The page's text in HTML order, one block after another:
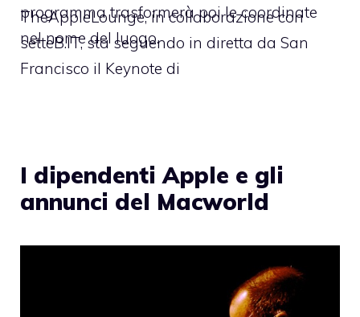
programma trasformerà poi le coordinate
nel nome del luogo.
TheAppleLounge, in collaborazione con
setteB.IT, sta seguendo in diretta da San
Francisco il Keynote di
I dipendenti Apple e gli
annunci del Macworld